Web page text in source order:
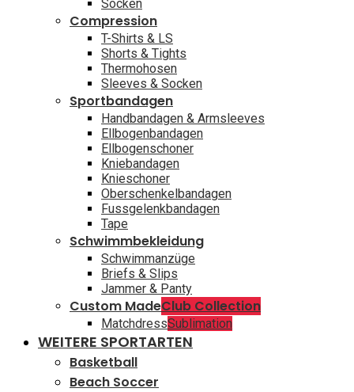
Socken
Compression
T-Shirts & LS
Shorts & Tights
Thermohosen
Sleeves & Socken
Sportbandagen
Handbandagen & Armsleeves
Ellbogenbandagen
Ellbogenschoner
Kniebandagen
Knieschoner
Oberschenkelbandagen
Fussgelenkbandagen
Tape
Schwimmbekleidung
Schwimmanzüge
Briefs & Slips
Jammer & Panty
Custom MadeClub Collection
MatchdressSublimation
WEITERE SPORTARTEN
Basketball
Beach Soccer